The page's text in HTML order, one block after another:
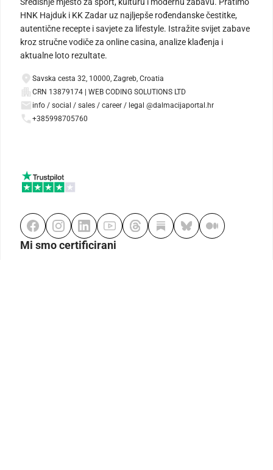
HNK Hajduk i KK Zadar uz najljepše rođendanske čestitke,
autentične recepte i savjete za lifestyle. Istražite svijet zabave
kroz stručne vodiče za online casina, analize klađenja i
aktualne loto rezultate.
Savska cesta 32, 10000, Zagreb, Croatia
CRN 13879174 | WEB CODING SOLUTIONS LTD
info / social / sales / career / legal @dalmacijaportal.hr
+385998705760
Mi smo certificirani